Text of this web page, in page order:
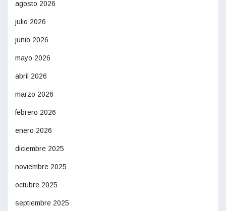
agosto 2026
julio 2026
junio 2026
mayo 2026
abril 2026
marzo 2026
febrero 2026
enero 2026
diciembre 2025
noviembre 2025
octubre 2025
septiembre 2025